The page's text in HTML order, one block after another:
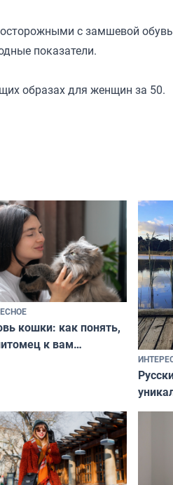
с замшевой
показатели.
образах для женщин за 50.
кошки: как понять,
к вам
и